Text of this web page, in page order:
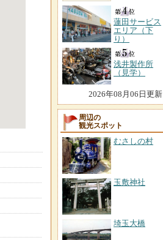
蓮田サービス
エリア（下
り）
浅井製作所
（見学）
2026年08月06日更新
周辺の
観光スポット
むさしの村
玉敷神社
埼玉大橋